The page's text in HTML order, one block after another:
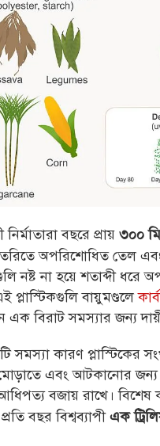
নির্মাতারা বছরে প্রায় ৩০০
অপরিশোধিত তেল এবং
নষ্ট না হয়ে শতাব্দী
প্লাস্টিকগুলি বায়ুমণ্ডলে
এক বিরাট সমস্যার জন্য
সমস্যা কারণ প্লাস্টিকের
এবং আটকানোর জন্য
বজায় রাখে।
বছর বিশ্বব্যাপীএক